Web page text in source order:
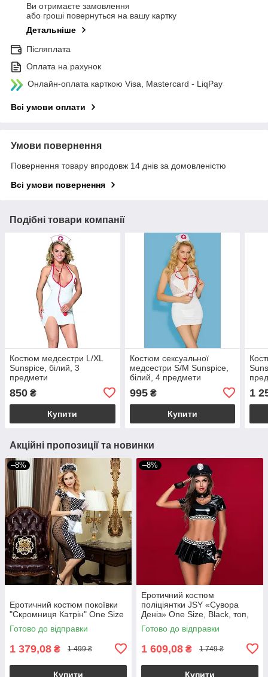
Ви отримаєте замовлення
або гроші повернуться на вашу картку
Детальніше
Післяплата
Оплата на рахунок
Онлайн-оплата карткою Visa, Mastercard - LiqPay
Всі умови оплати
Умови повернення
Повернення товару впродовж 14 днів за домовленістю
Всі умови повернення
Подібні товари компанії
Костюм медсестри L/XL
Sunspice, білий, 3
предмети
850 ₴
Купити
Костюм сексуальної
медсестри S/M Sunspice,
білий, 4 предмети
995₴
Купити
1
Акційні пропозиції та новинки
–8%
Еротичний костюм покоївки
"Скромниця Катрін" One Size
Готово до відправки
1 379,08 ₴ 1 499 ₴
Купити
–8%
Еротичний костюм
поліціянтки JSY «Сувора
Деніз» One Size, Black, топ,
спідниця, рукавички, кашкет
Готово до відправки
1 609,08 ₴ 1 749 ₴
Купити